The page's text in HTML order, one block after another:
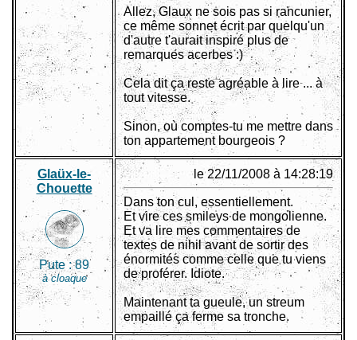
Allez, Glaux ne sois pas si rancunier,
ce même sonnet écrit par quelqu'un
d'autre t'aurait inspiré plus de
remarques acerbes :)
Cela dit ça reste agréable à lire ... à
tout vitesse.
Sinon, où comptes-tu me mettre dans
ton appartement bourgeois ?
Glaüx-le-
Chouette
Pute :89
à cloaque
le 22/11/2008 à 14:28:19
Dans ton cul, essentiellement.
Et vire ces smileys de mongolienne.
Et va lire mes commentaires de
textes de nihil avant de sortir des
énormités comme celle que tu viens
de proférer. Idiote.
Maintenant ta gueule, un streum
empaillé ça ferme sa tronche.